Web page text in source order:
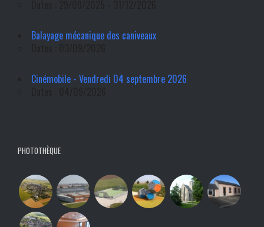
Balayage mécanique des caniveaux
Cinémobile - Vendredi 04 septembre 2026
PHOTOTHÈQUE